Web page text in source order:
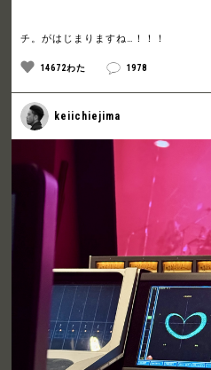
チ。がはじまりますね…！！！
14672わた 1978
keiichiejima